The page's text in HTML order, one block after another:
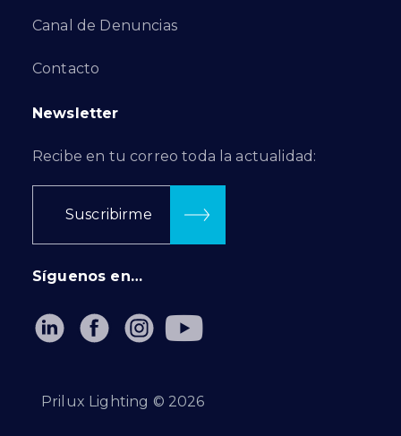
Canal de Denuncias
Contacto
Newsletter
Recibe en tu correo toda la actualidad:
Suscribirme
Síguenos en…
Prilux Lighting © 2026